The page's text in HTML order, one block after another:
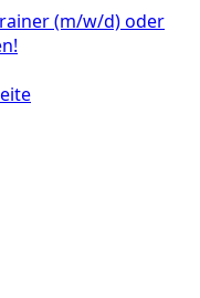
(m/w/d) oder